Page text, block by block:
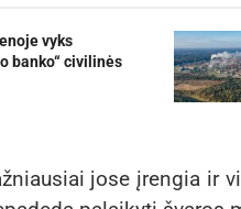
vyks
banko“ civilinės
jose įrengia ir